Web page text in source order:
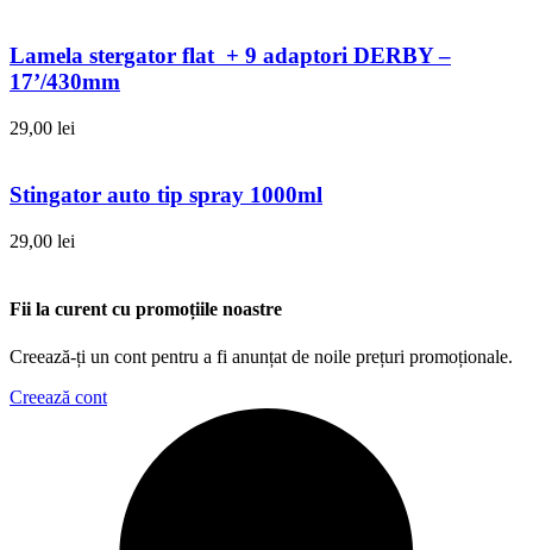
Lamela stergator flat + 9 adaptori DERBY –
17’/430mm
29,00 lei
Stingator auto tip spray 1000ml
29,00 lei
Fii la curent cu promoțiile noastre
Creează-ți un cont pentru a fi anunțat de noile prețuri promoționale.
Creează cont